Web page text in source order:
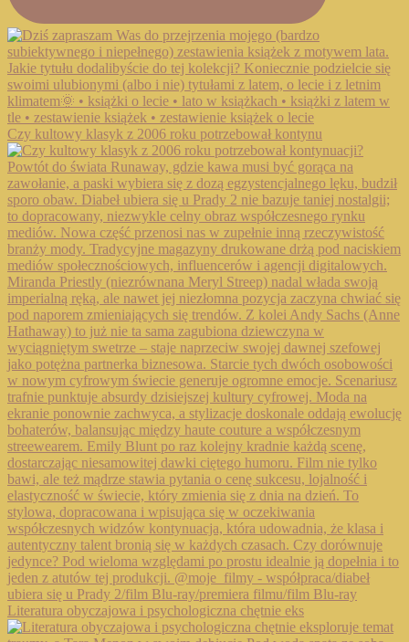
Czy kultowy klasyk z 2006 roku potrzebował kontynu
Literatura obyczajowa i psychologiczna chętnie eks